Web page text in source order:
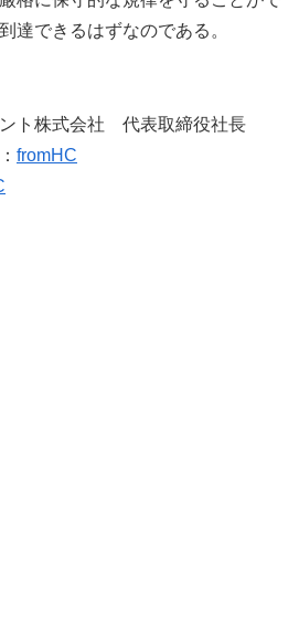
達できるはずなのである。
ト株式会社 代表取締役社長
fromHC